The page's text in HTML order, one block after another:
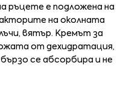
ръцете е подложена на
на околната
вятър. Кремът за
от дехидратация,
се абсорбира и не